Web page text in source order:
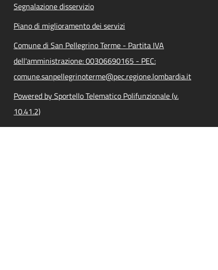
Segnalazione disservizio
Piano di miglioramento dei servizi
Comune di San Pellegrino Terme - Partita IVA
dell'amministrazione: 00306690165 - PEC:
comune.sanpellegrinoterme@pec.regione.lombardia.it
Powered by Sportello Telematico Polifunzionale (v.
10.41.2)